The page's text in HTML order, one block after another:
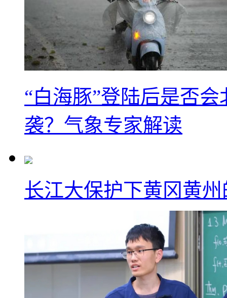
“白海豚”登陆后是否
袭？气象专家解读
长江大保护下黄冈黄